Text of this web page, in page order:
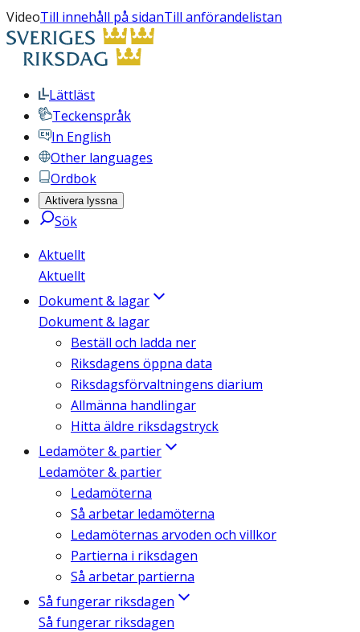
VideoTill innehåll på sidanTill anförandelistan
Lättläst
Teckenspråk
In English
Other languages
Ordbok
Aktivera lyssna
Sök
Aktuellt
Aktuellt
Dokument & lagar
Dokument & lagar
Beställ och ladda ner
Riksdagens öppna data
Riksdagsförvaltningens diarium
Allmänna handlingar
Hitta äldre riksdagstryck
Ledamöter & partier
Ledamöter & partier
Ledamöterna
Så arbetar ledamöterna
Ledamöternas arvoden och villkor
Partierna i riksdagen
Så arbetar partierna
Så fungerar riksdagen
Så fungerar riksdagen